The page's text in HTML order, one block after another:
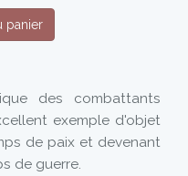
panier
des combattants
exemple d'objet
de paix et devenant
de guerre.